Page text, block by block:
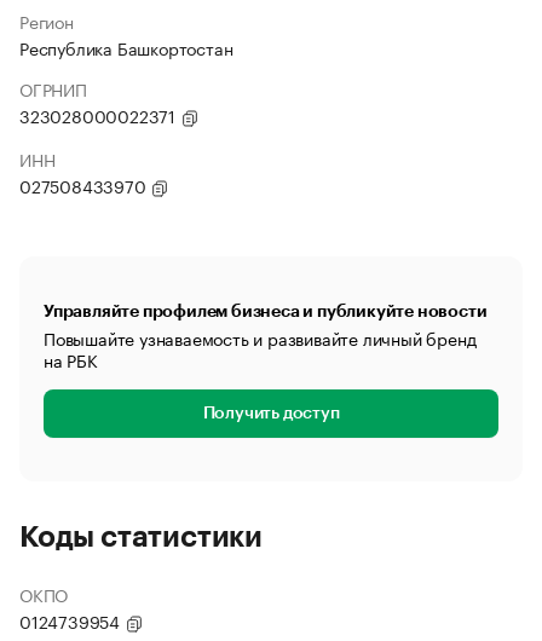
Регион
Республика Башкортостан
ОГРНИП
323028000022371
ИНН
027508433970
Управляйте профилем бизнеса и публикуйте новости
Повышайте узнаваемость и развивайте личный бренд
на РБК
Получить доступ
Коды статистики
ОКПО
0124739954